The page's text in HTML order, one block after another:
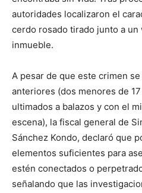
autoridades localizaron el
cerdo rosado tirado junto a
inmueble.
A pesar de que este crimen
anteriores (dos menores de
ultimados a balazos y con el
escena), la fiscal general de
Sánchez Kondo, declaró que
elementos suficientes para
estén conectados o
señalando que las